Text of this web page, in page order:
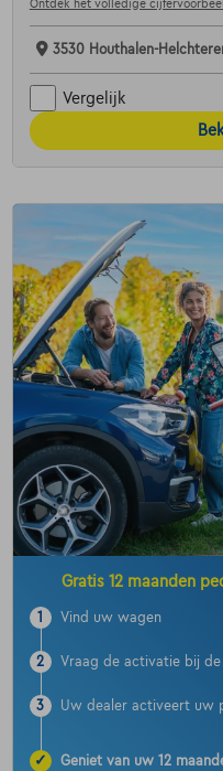
Ontdek het volledige
3530 Houthalen-
Vergelijk
Gratis 12 maanden
1 Vind uw wagen
2 Vraag de activatie bij
3 Uw dealer activeert uw
✓
Geniet van uw 12